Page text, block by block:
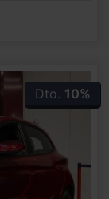
Dto. 10%